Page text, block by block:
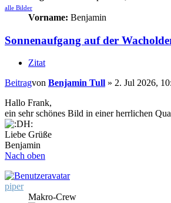
alle Bilder
Vorname: Benjamin
Sonnenaufgang auf der
Zitat
Beitragvon Benjamin Tull » 2. Jul 2026,
Hallo Frank,
ein sehr schönes Bild in einer herrlichen
Liebe Grüße
Benjamin
Nach oben
piper
Makro-Crew